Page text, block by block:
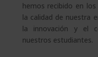
hemos recibido en
la calidad de nuestra
la innovación y el
nuestros estudiantes.